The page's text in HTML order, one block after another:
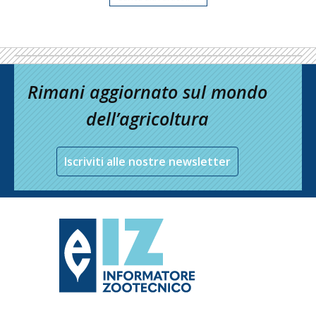
Rimani aggiornato sul mondo
dell’agricoltura
Iscriviti alle nostre newsletter